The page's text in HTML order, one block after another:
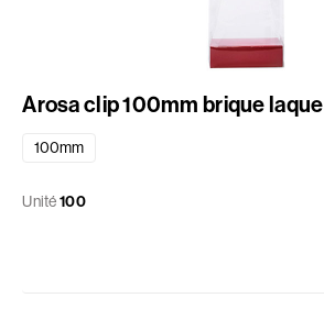
Arosa clip 100mm brique laque
100mm
Unité100